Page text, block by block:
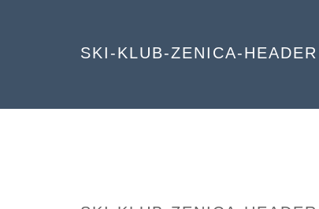
SKI-KLUB-ZENICA-HEADER